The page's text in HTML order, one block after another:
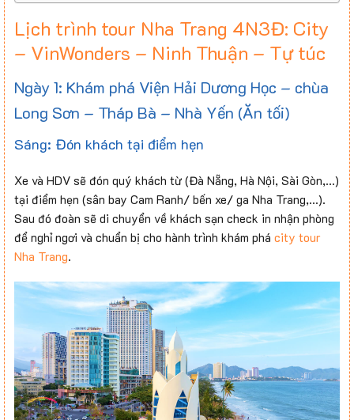
Lịch trình tour Nha Trang 4N3Đ: City
– VinWonders – Ninh Thuận – Tự túc
Ngày 1: Khám phá Viện Hải Dương Học – chùa
Long Sơn – Tháp Bà – Nhà Yến (Ăn tối)
Sáng: Đón khách tại điểm hẹn
Xe và HDV sẽ đón quý khách từ (Đà Nẵng, Hà Nội, Sài Gòn,…)
tại điểm hẹn (sân bay Cam Ranh/ bến xe/ ga Nha Trang,…).
Sau đó đoàn sẽ di chuyển về khách sạn check in nhận phòng
để nghỉ ngơi và chuẩn bị cho hành trình khám phá city tour
Nha Trang.